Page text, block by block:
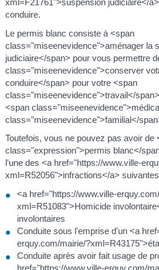
xml=F21761">suspension judiciaire</
conduire.
Le permis blanc consiste à <span
class="miseenevidence">aménager la
judiciaire</span> pour vous permettre
class="miseenevidence">conserver
conduire</span> pour votre <span
class="miseenevidence">travail</
<span
class="miseenevidence">familial</
Toutefois, vous ne pouvez pas avoir de
class="expression">permis blanc</
l'une des <a href="https://www.ville-
xml=R52056">infractions</a>
<a href="https://www.ville-
xml=R51083">Homicide
involontaires
Conduite sous l'emprise d'un <a
erquy.com/mairie/
Conduite après avoir fait usage de
href="https://www.ville-erquy.com/